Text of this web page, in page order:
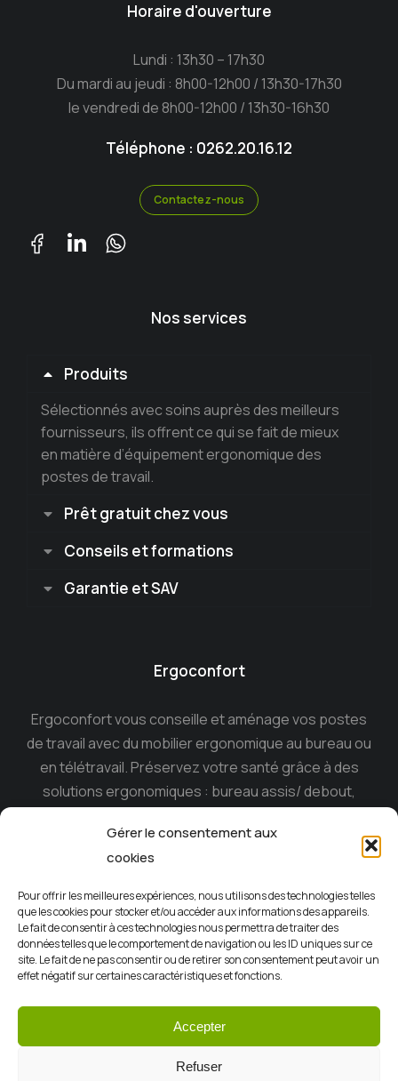
Gérer le consentement aux
cookies
Pour offrir les meilleures expériences, nous utilisons des technologies telles
que les cookies pour stocker et/ou accéder aux informations des appareils.
Le fait de consentir à ces technologies nous permettra de traiter des
données telles que le comportement de navigation ou les ID uniques sur ce
site. Le fait de ne pas consentir ou de retirer son consentement peut avoir un
effet négatif sur certaines caractéristiques et fonctions.
Accepter
Refuser
Horaire d'ouverture
Lundi : 13h30 – 17h30
Du mardi au jeudi : 8h00-12h00 / 13h30-17h30
le vendredi de 8h00-12h00 / 13h30-16h30
Téléphone : 0262.20.16.12
Contactez-nous
Nos services
Produits
Sélectionnés avec soins auprès des meilleurs
fournisseurs, ils offrent ce qui se fait de mieux
en matière d’équipement ergonomique des
postes de travail.
Prêt gratuit chez vous
Conseils et formations
Garantie et SAV
Ergoconfort
Ergoconfort vous conseille et aménage vos postes
de travail avec du mobilier ergonomique au bureau ou
en télétravail. Préservez votre santé grâce à des
solutions ergonomiques : bureau assis/ debout,
ergonomique, casque anti-bruit…
sur l’ile de la Réunion depuis 15 ans.
CGV
Mentions légales
Politiques de confidentialité